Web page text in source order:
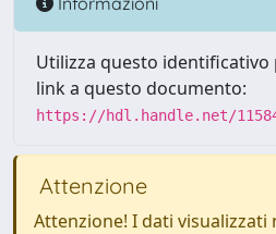
Utilizza questo
link a questo documento:
https://hdl.handle.net/
Attenzione
Attenzione! I dati visualizzati